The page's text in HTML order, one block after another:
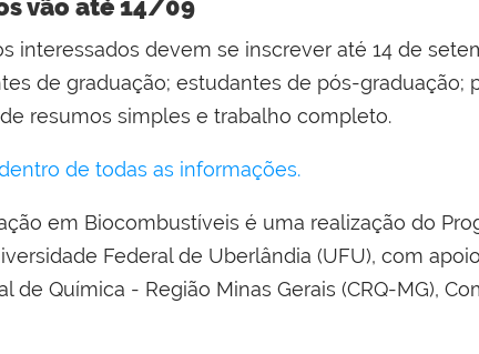
vão até 14/09
interessados devem se inscrever até 14 de
de graduação; estudantes de pós-graduação;
resumos simples e trabalho completo.
de todas as informações.
em Biocombustíveis é uma realização do
Federal de Uberlândia (UFU), com
de Química - Região Minas Gerais (CRQ-MG),